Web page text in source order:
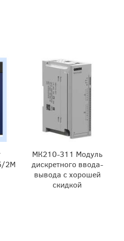
2М
МК210-311 Модуль
дискретного ввода-
вывода с хорошей
скидкой